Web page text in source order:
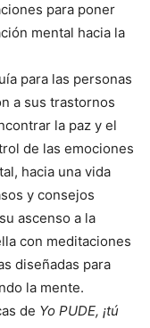
para poner
mental hacia la
para las personas
a sus trastornos
la paz y el
de las emociones
hacia una vida
y consejos
ascenso a la
con meditaciones
diseñadas para
la mente.
de Yo PUDE, ¡tú